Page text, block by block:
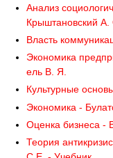
Анализ
Крыштановский А.
Власть
Экономика
ель В. Я.
Культурные
Экономика -
Оценка бизнеса -
Теория